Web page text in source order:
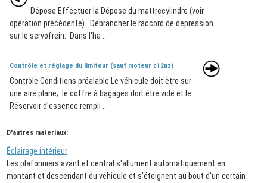
Dépose Effectuer la Dépose du mattrecylindre (voir
opération précédente). Débrancher le raccord de depression
sur le servofrein. Dans l'ha ...
Contrôle et réglage du limiteur (sauf moteur c12nz)
Contrôle Conditions préalable Le véhicule doit être sur
une aire plane; le coffre à bagages doit être vide et le
Réservoir d'essence rempli ...
D'autres materiaux:
Éclairage intérieur
Les plafonniers avant et central s'allument automatiquement en
montant et descendant du véhicule et s'éteignent au bout d'un certain